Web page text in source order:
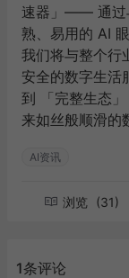
速器」—— 通过
熟、易用的 AI
我们将与整个行
安全的数字生活
到 「完整生态
来如丝般顺滑的
AI资讯
浏览 (31)
1条评论